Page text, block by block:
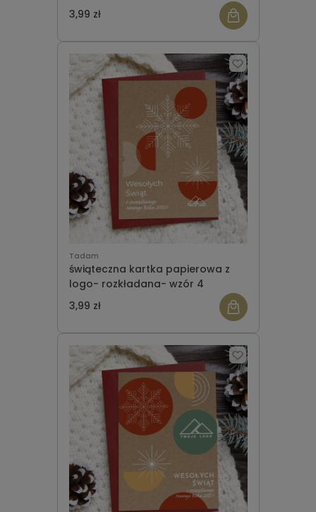
3,99 zł
Tadam
świąteczna kartka papierowa z
logo- rozkładana- wzór 4
3,99 zł